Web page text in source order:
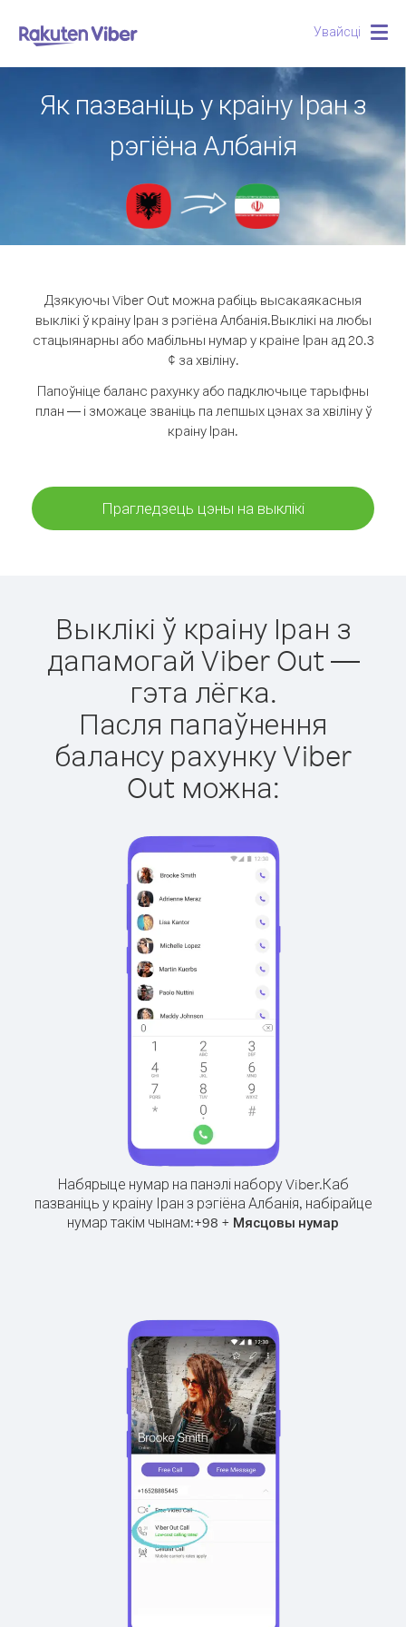
Увайсці
Як пазваніць у краіну Іран з
рэгіёна Албанія
Дзякуючы Viber Out можна рабіць высакаякасныя
выклікі ў краіну Іран з рэгіёна Албанія.Выклікі на любы
стацыянарны або мабільны нумар у краіне Іран ад 20.3
¢ за хвіліну.
Папоўніце баланс рахунку або падключыце тарыфны
план — і зможаце званіць па лепшых цэнах за хвіліну ў
краіну Іран.
Прагледзець цэны на выклікі
Выклікі ў краіну Іран з
дапамогай Viber Out —
гэта лёгка.
Пасля папаўнення
балансу рахунку Viber
Out можна:
Набярыце нумар на панэлі набору Viber.Каб
пазваніць у краіну Іран з рэгіёна Албанія, набірайце
нумар такім чынам:+98 + Мясцовы нумар